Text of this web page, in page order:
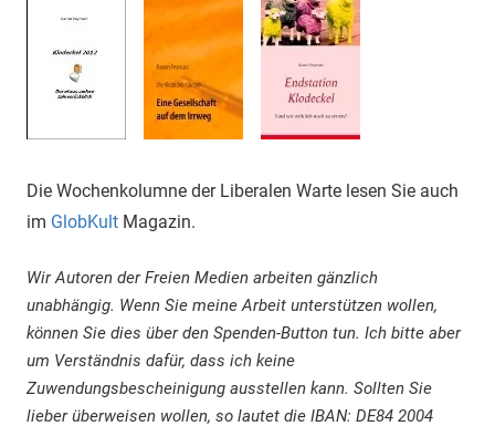
Die Wochenkolumne der Liberalen Warte lesen Sie auch
im GlobKult Magazin.
Wir Autoren der Freien Medien arbeiten gänzlich
unabhängig. Wenn Sie meine Arbeit unterstützen wollen,
können Sie dies über den Spenden-Button tun. Ich bitte aber
um Verständnis dafür, dass ich keine
Zuwendungsbescheinigung ausstellen kann. Sollten Sie
lieber überweisen wollen, so lautet die IBAN: DE84 2004